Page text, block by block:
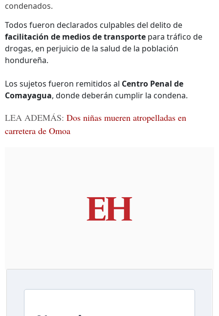
condenados.
Todos fueron declarados culpables del delito de
facilitación de medios de transporte para tráfico de
drogas, en perjuicio de la salud de la población
hondureña.
Los sujetos fueron remitidos al Centro Penal de
Comayagua, donde deberán cumplir la condena.
LEA ADEMÁS: Dos niñas mueren atropelladas en
carretera de Omoa